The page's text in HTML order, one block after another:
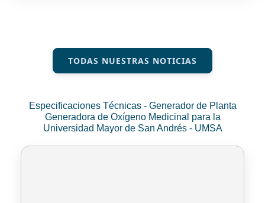
TODAS NUESTRAS NOTICIAS
Especificaciones Técnicas - Generador de Planta
Generadora de Oxígeno Medicinal para la
Universidad Mayor de San Andrés - UMSA